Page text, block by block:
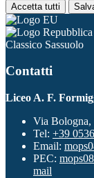
Accetta tutti
Classico Sassuolo
Contatti
Liceo A. F.
Via Bologna,
Tel: +39
Email:
PEC:
mail